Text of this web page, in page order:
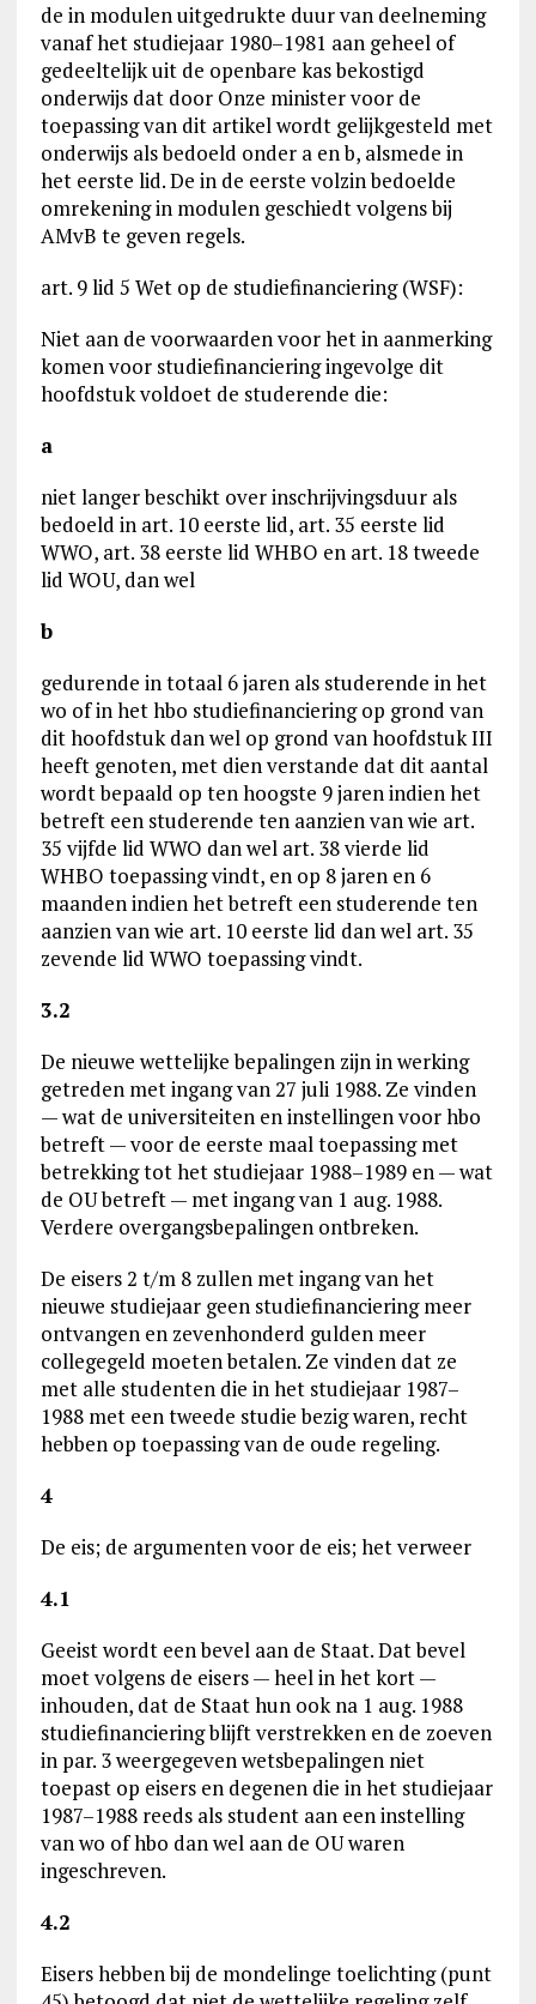
de in modulen uitgedrukte duur van deelneming
vanaf het studiejaar 1980–1981 aan geheel of
gedeeltelijk uit de openbare kas bekostigd
onderwijs dat door Onze minister voor de
toepassing van dit artikel wordt gelijkgesteld met
onderwijs als bedoeld onder a en b, alsmede in
het eerste lid. De in de eerste volzin bedoelde
omrekening in modulen geschiedt volgens bij
AMvB te geven regels.
art. 9 lid 5 Wet op de studiefinanciering (WSF):
Niet aan de voorwaarden voor het in aanmerking
komen voor studiefinanciering ingevolge dit
hoofdstuk voldoet de studerende die:
a
niet langer beschikt over inschrijvingsduur als
bedoeld in art. 10 eerste lid, art. 35 eerste lid
WWO, art. 38 eerste lid WHBO en art. 18 tweede
lid WOU, dan wel
b
gedurende in totaal 6 jaren als studerende in het
wo of in het hbo studiefinanciering op grond van
dit hoofdstuk dan wel op grond van hoofdstuk III
heeft genoten, met dien verstande dat dit aantal
wordt bepaald op ten hoogste 9 jaren indien het
betreft een studerende ten aanzien van wie art.
35 vijfde lid WWO dan wel art. 38 vierde lid
WHBO toepassing vindt, en op 8 jaren en 6
maanden indien het betreft een studerende ten
aanzien van wie art. 10 eerste lid dan wel art. 35
zevende lid WWO toepassing vindt.
3.2
De nieuwe wettelijke bepalingen zijn in werking
getreden met ingang van 27 juli 1988. Ze vinden
— wat de universiteiten en instellingen voor hbo
betreft — voor de eerste maal toepassing met
betrekking tot het studiejaar 1988–1989 en — wat
de OU betreft — met ingang van 1 aug. 1988.
Verdere overgangsbepalingen ontbreken.
De eisers 2 t/m 8 zullen met ingang van het
nieuwe studiejaar geen studiefinanciering meer
ontvangen en zevenhonderd gulden meer
collegegeld moeten betalen. Ze vinden dat ze
met alle studenten die in het studiejaar 1987–
1988 met een tweede studie bezig waren, recht
hebben op toepassing van de oude regeling.
4
De eis; de argumenten voor de eis; het verweer
4.1
Geeist wordt een bevel aan de Staat. Dat bevel
moet volgens de eisers — heel in het kort —
inhouden, dat de Staat hun ook na 1 aug. 1988
studiefinanciering blijft verstrekken en de zoeven
in par. 3 weergegeven wetsbepalingen niet
toepast op eisers en degenen die in het studiejaar
1987–1988 reeds als student aan een instelling
van wo of hbo dan wel aan de OU waren
ingeschreven.
4.2
Eisers hebben bij de mondelinge toelichting (punt